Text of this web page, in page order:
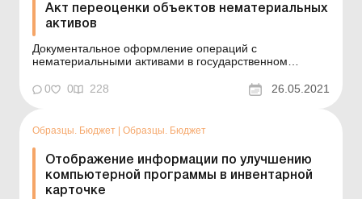
Акт переоценки объектов нематериальных
активов
Документальное оформление операций с
нематериальными активами в государственном
(для субъектов государственного сектора)
Пример составления (на языке оригинала) Одеський
0 0 228 26.05.2021
Образцы. Бюджет Образцы. Бюджет
Отображение информации по улучшению
компьютерной программы в инвентарной
карточке